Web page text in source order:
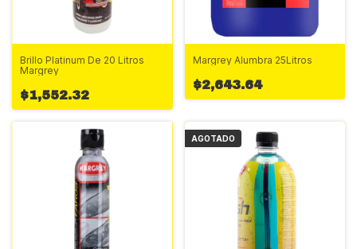
Brillo Platinum De 20 Litros
Margrey
$1,552.32
Margrey Alumbra 25Litros
$2,643.64
AGOTADO